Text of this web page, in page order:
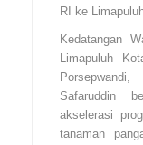
RI ke
Kedatangan
Limapuluh
Safaruddin
akselerasi
tanaman